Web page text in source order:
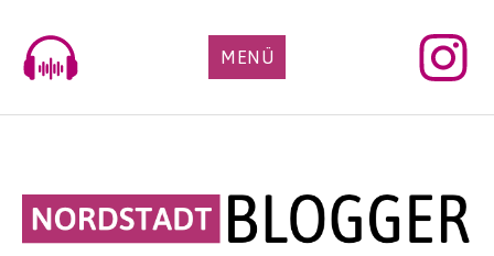
content
MENÜ